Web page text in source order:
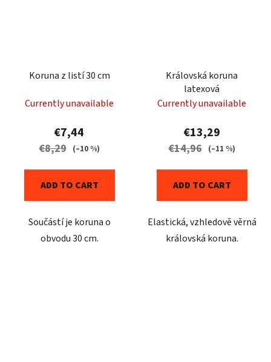
Koruna z listí 30 cm
Currently unavailable
€7,44
€8,29 (–10 %)
ADD TO CART
Součástí je koruna o
obvodu 30 cm.
Královská koruna
latexová
Currently unavailable
€13,29
€14,96 (–11 %)
ADD TO CART
Elastická, vzhledově věrná
královská koruna.